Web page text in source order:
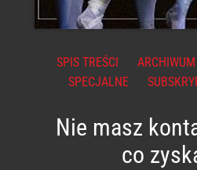
SPIS TREŚCI
SPECJALNE
Nie masz
co